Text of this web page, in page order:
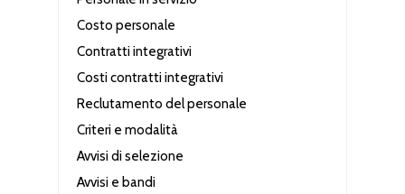
Costo personale
Contratti integrativi
Costi contratti integrativi
Reclutamento del personale
Criteri e modalità
Avvisi di selezione
Avvisi e bandi